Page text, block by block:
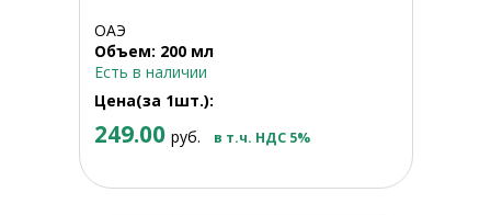
ОАЭ
Объем: 200 мл
Есть в наличии
Цена(за 1шт.):
249.00 руб. в т.ч. НДС 5%